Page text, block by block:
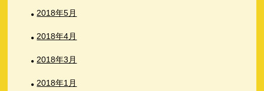
2018年5月
2018年4月
2018年3月
2018年1月